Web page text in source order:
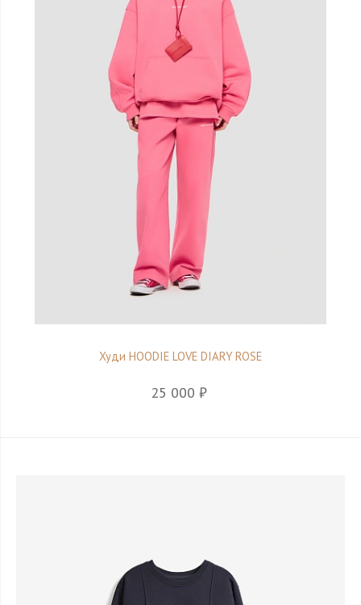
Худи HOODIE LOVE DIARY ROSE
25 000 ₽